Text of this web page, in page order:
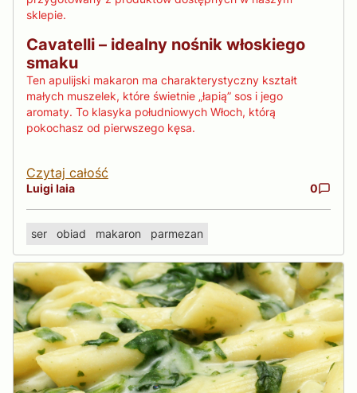
sklepie.
Cavatelli – idealny nośnik włoskiego
smaku
Ten apulijski makaron ma charakterystyczny kształt
małych muszelek, które świetnie „łapią” sos i jego
aromaty. To klasyka południowych Włoch, którą
pokochasz od pierwszego kęsa.
Czytaj całość
Luigi Iaia 0
ser obiad makaron parmezan